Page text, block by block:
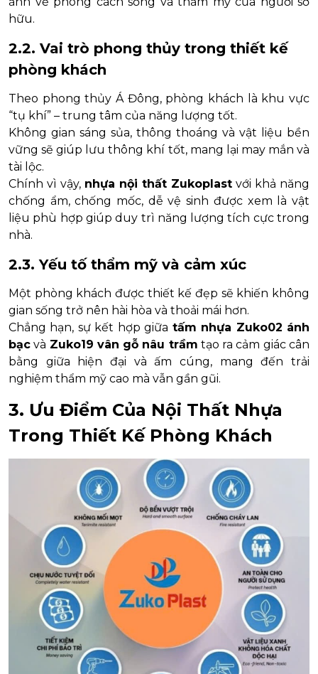
hữu.
2.2. Vai trò phong thủy trong thiết kế
phòng khách
Theo phong thủy Á Đông, phòng khách là khu vực
“tụ khí” – trung tâm của năng lượng tốt.
Không gian sáng sủa, thông thoáng và vật liệu bền
vững sẽ giúp lưu thông khí tốt, mang lại may mắn và
tài lộc.
Chính vì vậy, nhựa nội thất Zukoplast với khả năng
chống ẩm, chống mốc, dễ vệ sinh được xem là vật
liệu phù hợp giúp duy trì năng lượng tích cực trong
nhà.
2.3. Yếu tố thẩm mỹ và cảm xúc
Một phòng khách được thiết kế đẹp sẽ khiến không
gian sống trở nên hài hòa và thoải mái hơn.
Chẳng hạn, sự kết hợp giữa tấm nhựa Zuko02 ánh
bạc và Zuko19 vân gỗ nâu trầm tạo ra cảm giác cân
bằng giữa hiện đại và ấm cúng, mang đến trải
nghiệm thẩm mỹ cao mà vẫn gần gũi.
3. Ưu Điểm Của Nội Thất Nhựa
Trong Thiết Kế Phòng Khách